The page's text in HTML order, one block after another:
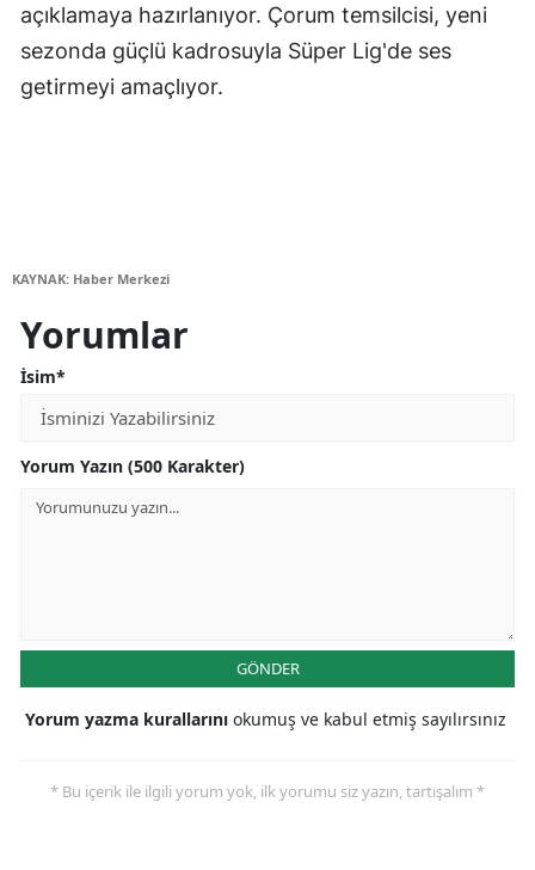
açıklamaya hazırlanıyor. Çorum temsilcisi, yeni
sezonda güçlü kadrosuyla Süper Lig'de ses
getirmeyi amaçlıyor.
KAYNAK: Haber Merkezi
Yorumlar
İsim*
Yorum Yazın (500 Karakter)
GÖNDER
Yorum yazma kurallarını okumuş ve kabul etmiş sayılırsınız
* Bu içerik ile ilgili yorum yok, ilk yorumu siz yazın, tartışalım *